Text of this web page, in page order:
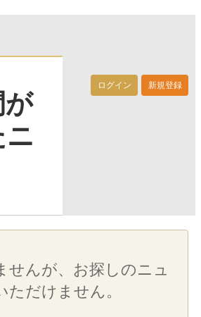
ログイン 新規登録
が
せんが、お探しのニュ
ただけません。